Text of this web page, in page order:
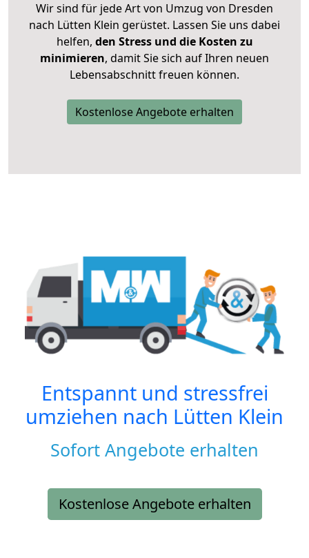
Wir sind für jede Art von Umzug von Dresden
nach Lütten Klein gerüstet. Lassen Sie uns dabei
helfen, den Stress und die Kosten zu
minimieren, damit Sie sich auf Ihren neuen
Lebensabschnitt freuen können.
Kostenlose Angebote erhalten
Entspannt und stressfrei
umziehen nach Lütten Klein
Sofort Angebote erhalten
Kostenlose Angebote erhalten